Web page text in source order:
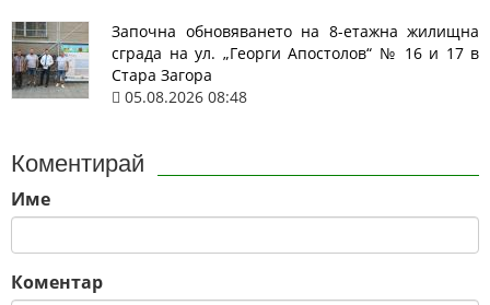
Започна обновяването на 8-етажна жилищна
сграда на ул. „Георги Апостолов“ № 16 и 17 в
Стара Загора
05.08.2026 08:48
Коментирай
Име
Коментар